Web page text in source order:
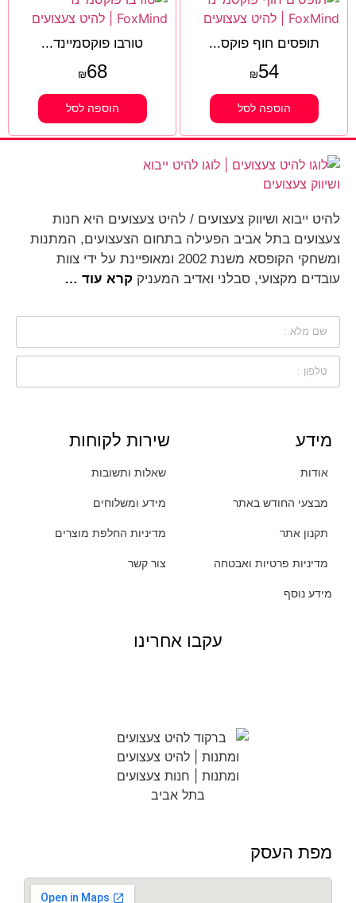
תופסים חוף פוקס...
₪54
הוספה לסל
טורבו פוקסמיינד...
₪68
הוספה לסל
להיט ייבוא ושיווק צעצועים / להיט צעצועים היא חנות
צעצועים בתל אביב הפעילה בתחום הצעצועים, המתנות
ומשחקי הקופסא משנת 2002 ומאופיינת על ידי צוות
עובדים מקצועי, סבלני ואדיב המעניק קרא עוד …
מידע
אודות
מבצעי החודש באתר
תקנון אתר
מדיניות פרטיות ואבטחה
מידע נוסף
שירות לקוחות
שאלות ותשובות
מידע ומשלוחים
מדיניות החלפת מוצרים
צור קשר
עקבו אחרינו
מפת העסק